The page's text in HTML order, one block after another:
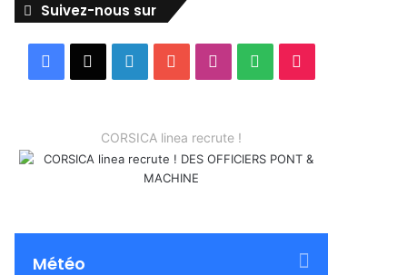
Suivez-nous sur
Facebook LinkedinYouTubeInstagram
Spotify
CORSICA linea recrute !
Météo